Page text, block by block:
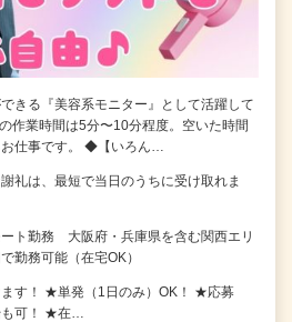
きる『美容系モニター』として活躍して
作業時間は5分〜10分程度。空いた時間
仕事です。 ◆【いろん…
は、最短で当日のうちに受け取れま
ト勤務 大阪府・兵庫県を含む関西エリ
勤務可能（在宅OK）
す！ ★単発（1日のみ）OK！ ★応募
可！ ★在…